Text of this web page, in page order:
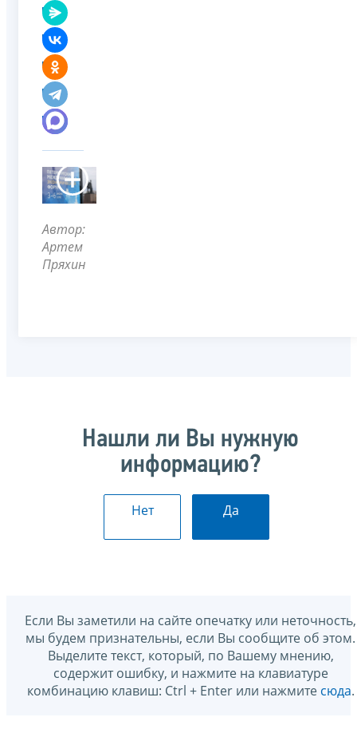
Автор:
Артем
Пряхин
Нашли ли Вы нужную
информацию?
Нет Да
Если Вы заметили на сайте опечатку или неточность,
мы будем признательны, если Вы сообщите об этом.
Выделите текст, который, по Вашему мнению,
содержит ошибку, и нажмите на клавиатуре
комбинацию клавиш: Ctrl + Enter или нажмите сюда.